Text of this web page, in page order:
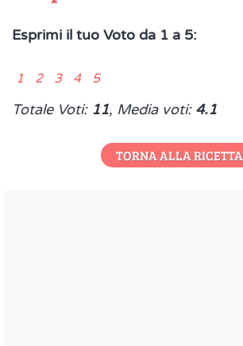
Esprimi il tuo Voto da 1 a 5:
1 2 3 4 5
Totale Voti: 11, Media voti: 4.1
TORNA ALLA RICETTA